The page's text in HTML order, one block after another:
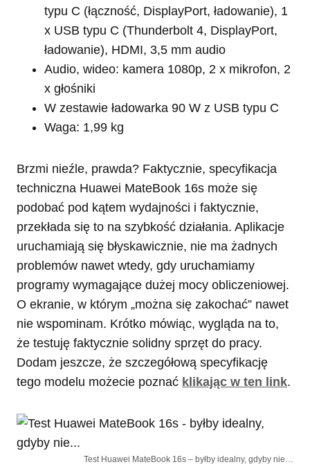
typu C (łączność, DisplayPort, ładowanie), 1
x USB typu C (Thunderbolt 4, DisplayPort,
ładowanie), HDMI, 3,5 mm audio
Audio, wideo: kamera 1080p, 2 x mikrofon, 2
x głośniki
W zestawie ładowarka 90 W z USB typu C
Waga: 1,99 kg
Brzmi nieźle, prawda? Faktycznie, specyfikacja
techniczna Huawei MateBook 16s może się
podobać pod kątem wydajności i faktycznie,
przekłada się to na szybkość działania. Aplikacje
uruchamiają się błyskawicznie, nie ma żadnych
problemów nawet wtedy, gdy uruchamiamy
programy wymagające dużej mocy obliczeniowej.
O ekranie, w którym „można się zakochać” nawet
nie wspominam. Krótko mówiąc, wygląda na to,
że testuję faktycznie solidny sprzęt do pracy.
Dodam jeszcze, że szczegółową specyfikację
tego modelu możecie poznać klikając w ten link.
Test Huawei MateBook 16s – byłby idealny, gdyby nie…